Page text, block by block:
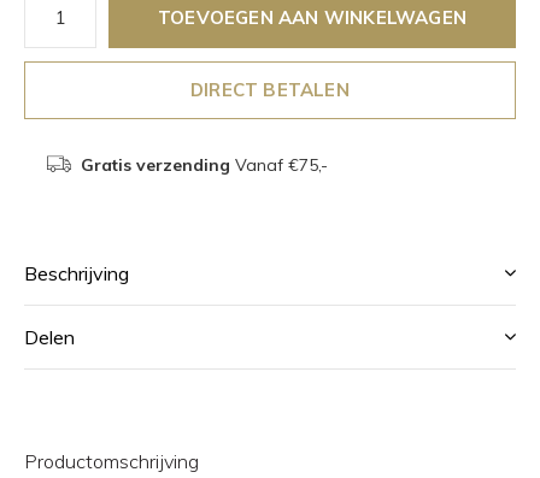
TOEVOEGEN AAN WINKELWAGEN
DIRECT BETALEN
Gratis verzending Vanaf €75,-
Beschrijving
Delen
Productomschrijving